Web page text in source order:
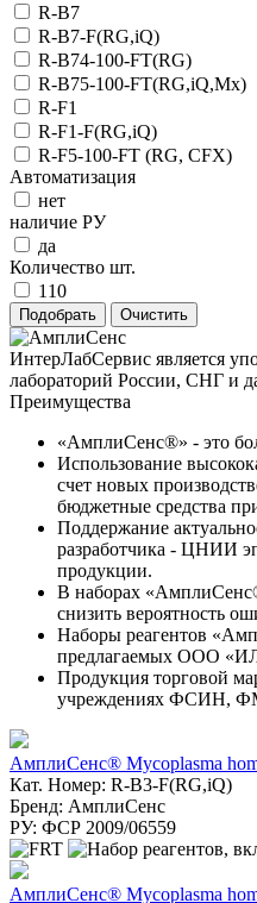
R-B7
R-B7-F(RG,iQ)
R-B74-100-FT(RG)
R-B75-100-FT(RG,iQ,Mx)
R-F1
R-F1-F(RG,iQ)
R-F5-100-FT (RG, CFX)
Автоматизация
нет
наличие РУ
да
Количество шт.
110
ИнтерЛабСервис является
лабораторий России, СНГ и
Преимущества
«АмплиСенс®» - это
Использование
счет новых
бюджетные средства
Поддержание
разработчика - ЦНИИ
продукции.
В наборах
снизить вероятность
Наборы реагентов
предлагаемых ООО
Продукция торговой
учреждениях ФСИН,
АмплиСенс® Mycoplasma
Кат. Номер: R-B3-F(RG,iQ)
Бренд: АмплиСенс
РУ: ФСР 2009/06559
АмплиСенс® Mycoplasma